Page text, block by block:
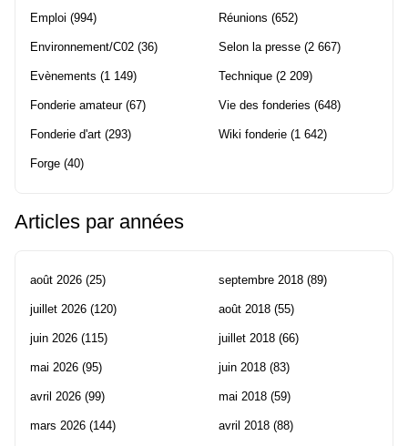
Emploi (994)
Environnement/C02 (36)
Evènements (1 149)
Fonderie amateur(67)
Fonderie d'art (293)
Forge (40)
Réunions (652)
Selon la presse (2 667)
Technique (2 209)
Vie des fonderies (648)
Wiki fonderie (1 642)
Articles par années
août 2026 (25)
juillet 2026 (120)
juin 2026 (115)
mai 2026 (95)
avril 2026 (99)
mars 2026 (144)
septembre 2018 (89)
août 2018 (55)
juillet 2018 (66)
juin 2018 (83)
mai 2018 (59)
avril 2018 (88)